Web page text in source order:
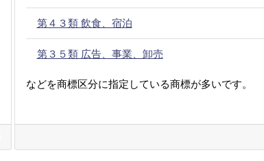
第４３類 飲食、宿泊
第３５類 広告、事業、卸売
などを商標区分に指定している商標が多いです。